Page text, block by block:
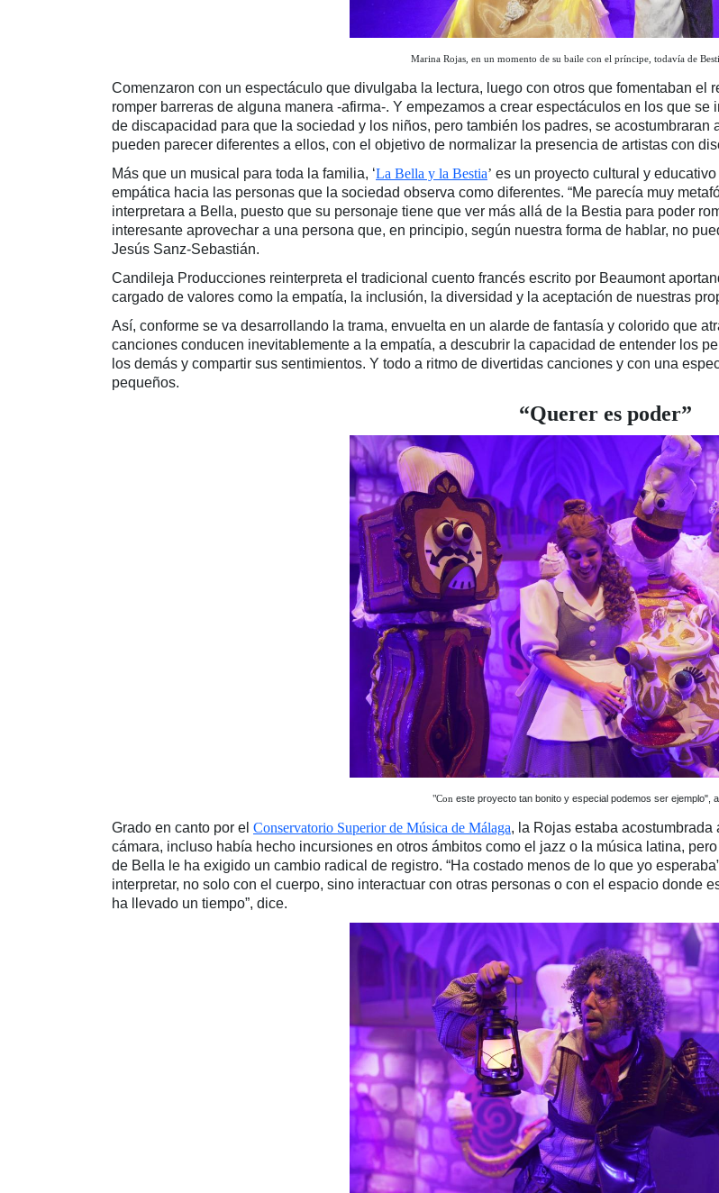
Marina Rojas, en un momento de su baile con el príncipe, todavía de
Comenzaron con un espectáculo que divulgaba la lectura, luego con otros que fomentaban el
romper barreras de alguna manera -afirma-. Y empezamos a crear espectáculos en los que
de discapacidad para que la sociedad y los niños, pero también los padres, se
pueden parecer diferentes a ellos, con el objetivo de normalizar la presencia de artistas con
Más que un musical para toda la familia, ‘La Bella y la Bestia’ es un proyecto cultural y
empática hacia las personas que la sociedad observa como diferentes. “Me parecía muy
interpretara a Bella, puesto que su personaje tiene que ver más allá de la Bestia para poder
interesante aprovechar a una persona que, en principio, según nuestra forma de hablar, no
Jesús Sanz-Sebastián.
Candileja Producciones reinterpreta el tradicional cuento francés escrito por Beaumont
cargado de valores como la empatía, la inclusión, la diversidad y la aceptación de nuestras
Así, conforme se va desarrollando la trama, envuelta en un alarde de fantasía y colorido que
canciones conducen inevitablemente a la empatía, a descubrir la capacidad de entender los
los demás y compartir sus sentimientos. Y todo a ritmo de divertidas canciones y con una
pequeños.
“Querer es poder”
"Con este proyecto tan bonito y especial podemos ser ejemplo",
Grado en canto por el Conservatorio Superior de Música de Málaga, la Rojas estaba
cámara, incluso había hecho incursiones en otros ámbitos como el jazz o la música latina,
de Bella le ha exigido un cambio radical de registro. “Ha costado menos de lo que yo
interpretar, no solo con el cuerpo, sino interactuar con otras personas o con el espacio donde
ha llevado un tiempo”, dice.